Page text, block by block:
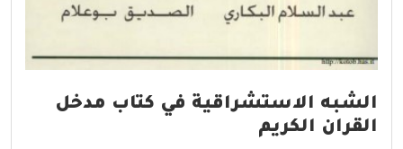
الشبه الاستشراقية في كتاب مدخل
القران الكريم